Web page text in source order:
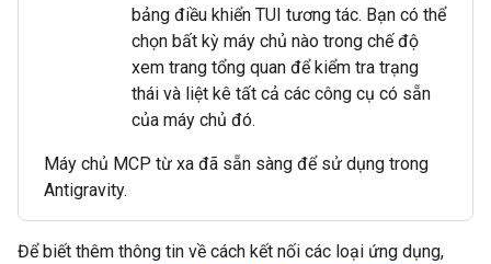
bảng điều khiển TUI tương tác. Bạn có thể
chọn bất kỳ máy chủ nào trong chế độ
xem trang tổng quan để kiểm tra trạng
thái và liệt kê tất cả các công cụ có sẵn
của máy chủ đó.
Máy chủ MCP từ xa đã sẵn sàng để sử dụng trong
Antigravity.
Để biết thêm thông tin về cách kết nối các loại ứng dụng,